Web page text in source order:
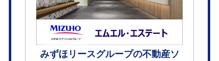
みずほリースグループの不動産ソ